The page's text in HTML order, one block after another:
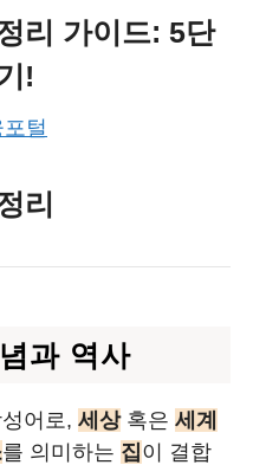
리 가이드: 5단
!
털
리
과 역사
어로, 세상혹은 세계
를 의미하는 집이 결합